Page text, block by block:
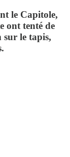
le Capitole,
ont tenté de
le tapis,